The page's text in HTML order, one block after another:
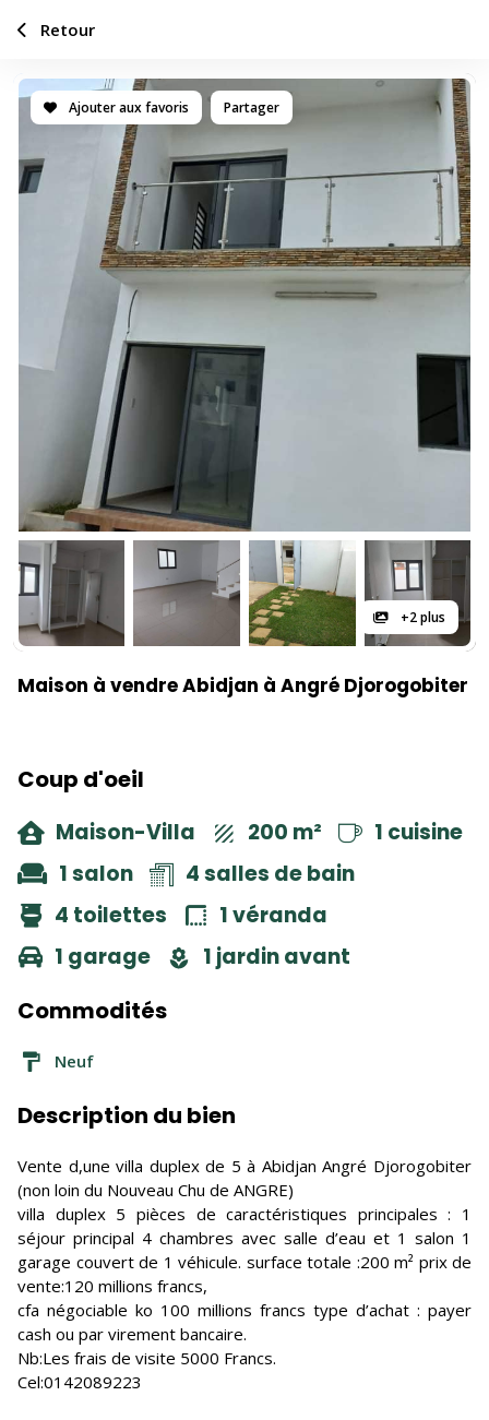
Ajouter aux favoris Partager
+2 plus
Maison à vendre Abidjan à Angré Djorogobiter
Coup d'oeil
Maison-Villa 200 m²
1 cuisine
1 salon
4 salles de bain
4 toilettes
1 véranda
1 garage
1 jardin avant
Commodités
Neuf
Description du bien
Vente d,une villa duplex de 5 à Abidjan Angré Djorogobiter
(non loin du Nouveau Chu de ANGRE)
villa duplex 5 pièces de caractéristiques principales : 1
séjour principal 4 chambres avec salle d’eau et 1 salon 1
garage couvert de 1 véhicule. surface totale :200 m² prix de
vente:120 millions francs,
cfa négociable ko 100 millions francs type d’achat : payer
cash ou par virement bancaire.
Nb:Les frais de visite 5000 Francs.
Cel:0142089223
Retour